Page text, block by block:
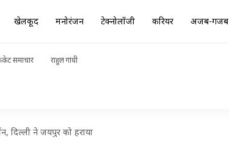
खेलकूद मनोरंजन टेक्नोलॉजी करियर अजब-गजब
समाचार राहुल गांधी
दिल्ली ने जयपुर को हराया